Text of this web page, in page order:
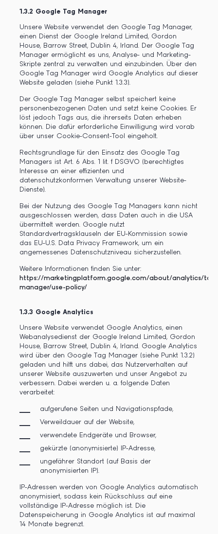
1.3.2 Google Tag Manager
Unsere Website verwendet den Google Tag Manager,
einen Dienst der Google Ireland Limited, Gordon
House, Barrow Street, Dublin 4, Irland. Der Google Tag
Manager ermöglicht es uns, Analyse- und Marketing-
Skripte zentral zu verwalten und einzubinden. Über den
Google Tag Manager wird Google Analytics auf dieser
Website geladen (siehe Punkt 1.3.3).
Der Google Tag Manager selbst speichert keine
personenbezogenen Daten und setzt keine Cookies. Er
löst jedoch Tags aus, die ihrerseits Daten erheben
können. Die dafür erforderliche Einwilligung wird vorab
über unser Cookie-Consent-Tool eingeholt.
Rechtsgrundlage für den Einsatz des Google Tag
Managers ist Art. 6 Abs. 1 lit. f DSGVO (berechtigtes
Interesse an einer effizienten und
datenschutzkonformen Verwaltung unserer Website-
Dienste).
Bei der Nutzung des Google Tag Managers kann nicht
ausgeschlossen werden, dass Daten auch in die USA
übermittelt werden. Google nutzt
Standardvertragsklauseln der EU-Kommission sowie
das EU-U.S. Data Privacy Framework, um ein
angemessenes Datenschutzniveau sicherzustellen.
Weitere Informationen finden Sie unter:
https://marketingplatform.google.com/about/analytics/tag-
manager/use-policy/
1.3.3 Google Analytics
Unsere Website verwendet Google Analytics, einen
Webanalysedienst der Google Ireland Limited, Gordon
House, Barrow Street, Dublin 4, Irland. Google Analytics
wird über den Google Tag Manager (siehe Punkt 1.3.2)
geladen und hilft uns dabei, das Nutzerverhalten auf
unserer Website auszuwerten und unser Angebot zu
verbessern. Dabei werden u. a. folgende Daten
verarbeitet:
aufgerufene Seiten und Navigationspfade,
Verweildauer auf der Website,
verwendete Endgeräte und Browser,
gekürzte (anonymisierte) IP-Adresse,
ungefährer Standort (auf Basis der
anonymisierten IP).
IP-Adressen werden von Google Analytics automatisch
anonymisiert, sodass kein Rückschluss auf eine
vollständige IP-Adresse möglich ist. Die
Datenspeicherung in Google Analytics ist auf maximal
14 Monate begrenzt.